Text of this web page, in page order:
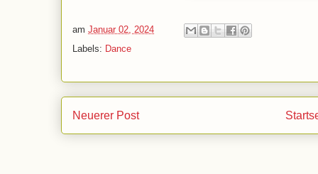
am Januar 02, 2024
Labels: Dance
Neuerer Post